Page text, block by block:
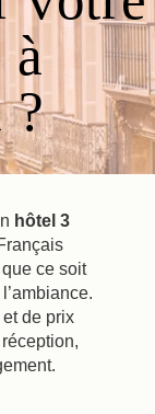
à
?
hôtel 3
ce soit
de prix